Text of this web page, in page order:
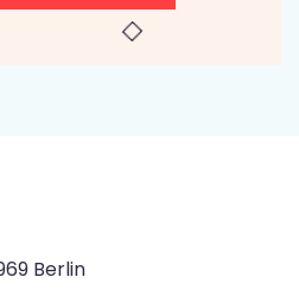
Berlin